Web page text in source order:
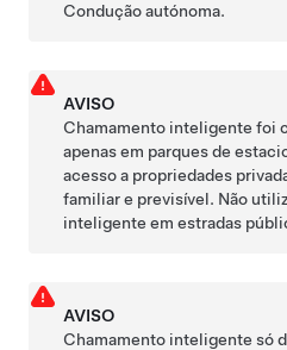
Condução autónoma.
AVISO
Chamamento inteligente foi
apenas em parques de
acesso a propriedades
familiar e previsível. Não
inteligente em estradas
AVISO
Chamamento inteligente só